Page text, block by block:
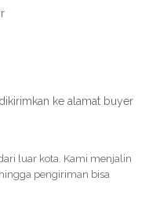
ke alamat buyer
luar kota. Kami menjalin
pengiriman bisa